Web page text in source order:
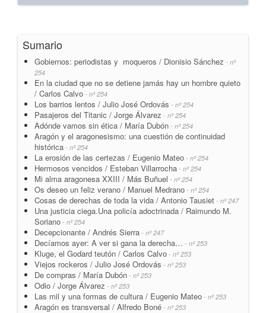
Sumario
Gobiernos: periodistas y moqueros / Dionisio Sánchez - nº
254
En la ciudad que no se detiene jamás hay un hombre quieto
/ Carlos Calvo - nº 254
Los barrios lentos / Julio José Ordovás - nº 254
Pasajeros del Titanic / Jorge Álvarez - nº 254
Adónde vamos sin ética / María Dubón - nº 254
Aragón y el aragonesismo: una cuestión de continuidad
histórica - nº 254
La erosión de las certezas / Eugenio Mateo - nº 254
Hermosos vencidos / Esteban Villarrocha - nº 254
Mi alma aragonesa XXIII / Más Buñuel - nº 254
Os deseo un feliz verano / Manuel Medrano - nº 254
Cosas de derechas de toda la vida / Antonio Tausiet - nº 247
Una justicia ciega.Una policía adoctrinada / Raimundo M.
Soriano - nº 254
Decepcionante / Andrés Sierra - nº 247
Decíamos ayer: A ver si gana la derecha… - nº 253
Kluge, el Godard teutón / Carlos Calvo - nº 253
Viejos rockeros / Julio José Ordovás - nº 253
De compras / María Dubón - nº 253
Odio / Jorge Álvarez - nº 253
Las mil y una formas de cultura / Eugenio Mateo - nº 253
Aragón es transversal / Alfredo Boné - nº 253